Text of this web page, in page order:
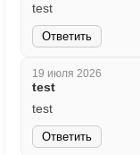
test
Ответить
19 июля 2026
test
test
Ответить